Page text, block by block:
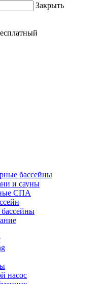
Закрыть
бассейны
и сауны
СПА
насос